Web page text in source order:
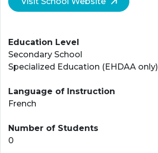
Education Level
Secondary School
Specialized Education (EHDAA only)
Language of Instruction
French
Number of Students
0